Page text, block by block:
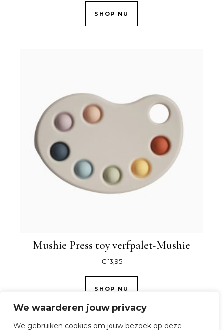
We waarderen jouw privacy
We gebruiken cookies om jouw bezoek op deze
SHOP NU
Mushie Press toy verfpalet-Mushie
€13,95
SHOP NU